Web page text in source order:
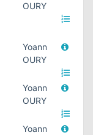
OURY
Yoann
OURY
Yoann
OURY
Yoann